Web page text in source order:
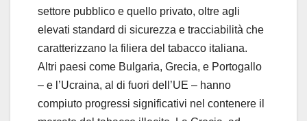
settore pubblico e quello privato, oltre agli
elevati standard di sicurezza e tracciabilità che
caratterizzano la filiera del tabacco italiana.
Altri paesi come Bulgaria, Grecia, e Portogallo
– e l’Ucraina, al di fuori dell’UE – hanno
compiuto progressi significativi nel contenere il